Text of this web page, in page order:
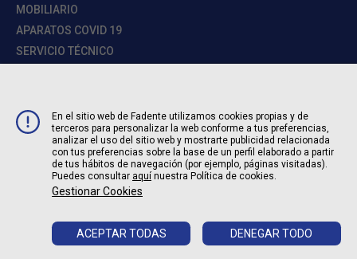
MOBILIARIO
APARATOS COVID 19
SERVICIO TÉCNICO
AVISO LEGAL
POLÍTICA DE PRIVACIDAD
POLÍTICA DE COOKIES
CONFIGURACIÓN DE COOKIES
© Copyright Fadente by Proclinic
En el sitio web de Fadente utilizamos cookies propias y de
terceros para personalizar la web conforme a tus preferencias,
analizar el uso del sitio web y mostrarte publicidad relacionada
con tus preferencias sobre la base de un perfil elaborado a partir
de tus hábitos de navegación (por ejemplo, páginas visitadas).
Puedes consultar aquí nuestra Política de cookies.
Gestionar Cookies
ACEPTAR TODAS DENEGAR TODO